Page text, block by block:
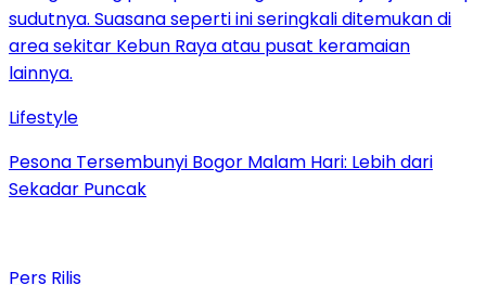
Lifestyle
Pesona Tersembunyi Bogor Malam Hari: Lebih dari
Sekadar Puncak
Pers Rilis